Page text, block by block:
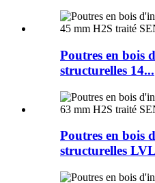
Poutres en bois
structurelles 14...
Poutres en bois
structurelles